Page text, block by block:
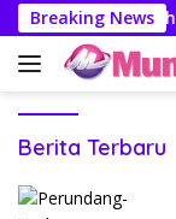
Langsung
ke
konten
Breaking News
Wajah Mutakhir
Muntaber
Berita Terbaru